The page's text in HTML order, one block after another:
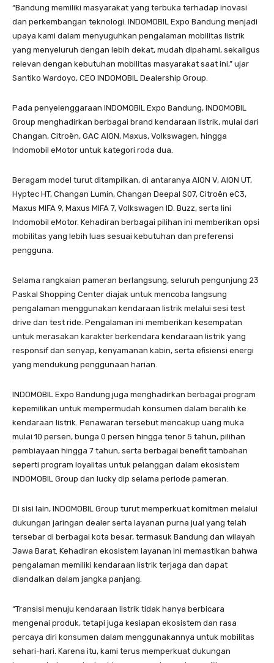
“Bandung memiliki masyarakat yang terbuka terhadap inovasi
dan perkembangan teknologi. INDOMOBIL Expo Bandung menjadi
upaya kami dalam menyuguhkan pengalaman mobilitas listrik
yang menyeluruh dengan lebih dekat, mudah dipahami, sekaligus
relevan dengan kebutuhan mobilitas masyarakat saat ini,” ujar
Santiko Wardoyo, CEO INDOMOBIL Dealership Group.
Pada penyelenggaraan INDOMOBIL Expo Bandung, INDOMOBIL
Group menghadirkan berbagai brand kendaraan listrik, mulai dari
Changan, Citroën, GAC AION, Maxus, Volkswagen, hingga
Indomobil eMotor untuk kategori roda dua.
Beragam model turut ditampilkan, di antaranya AION V, AION UT,
Hyptec HT, Changan Lumin, Changan Deepal S07, Citroën eC3,
Maxus MIFA 9, Maxus MIFA 7, Volkswagen ID. Buzz, serta lini
Indomobil eMotor. Kehadiran berbagai pilihan ini memberikan opsi
mobilitas yang lebih luas sesuai kebutuhan dan preferensi
pengguna.
Selama rangkaian pameran berlangsung, seluruh pengunjung 23
Paskal Shopping Center diajak untuk mencoba langsung
pengalaman menggunakan kendaraan listrik melalui sesi test
drive dan test ride. Pengalaman ini memberikan kesempatan
untuk merasakan karakter berkendara kendaraan listrik yang
responsif dan senyap, kenyamanan kabin, serta efisiensi energi
yang mendukung penggunaan harian.
INDOMOBIL Expo Bandung juga menghadirkan berbagai program
kepemilikan untuk mempermudah konsumen dalam beralih ke
kendaraan listrik. Penawaran tersebut mencakup uang muka
mulai 10 persen, bunga 0 persen hingga tenor 5 tahun, pilihan
pembiayaan hingga 7 tahun, serta berbagai benefit tambahan
seperti program loyalitas untuk pelanggan dalam ekosistem
INDOMOBIL Group dan lucky dip selama periode pameran.
Di sisi lain, INDOMOBIL Group turut memperkuat komitmen melalui
dukungan jaringan dealer serta layanan purna jual yang telah
tersebar di berbagai kota besar, termasuk Bandung dan wilayah
Jawa Barat. Kehadiran ekosistem layanan ini memastikan bahwa
pengalaman memiliki kendaraan listrik terjaga dan dapat
diandalkan dalam jangka panjang.
“Transisi menuju kendaraan listrik tidak hanya berbicara
mengenai produk, tetapi juga kesiapan ekosistem dan rasa
percaya diri konsumen dalam menggunakannya untuk mobilitas
sehari-hari. Karena itu, kami terus memperkuat dukungan